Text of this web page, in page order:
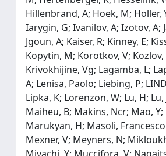
Hillenbrand, A; Hoek, M; Holler,
Iarygin, G; Ivanilov, A; Izotov, A;
Jgoun, A; Kaiser, R; Kinney, E;
Kopytin, M; Korotkov, V; Kozlov,
Krivokhijine, Vg; Lagamba, L;
A; Lenisa, Paolo; Liebing, P;
Lipka, K; Lorenzon, W; Lu, H; Lu,
Maiheu, B; Makins, Ncr; Mao,
Marukyan, H; Masoli,
Mexner, V; Meyners, N;